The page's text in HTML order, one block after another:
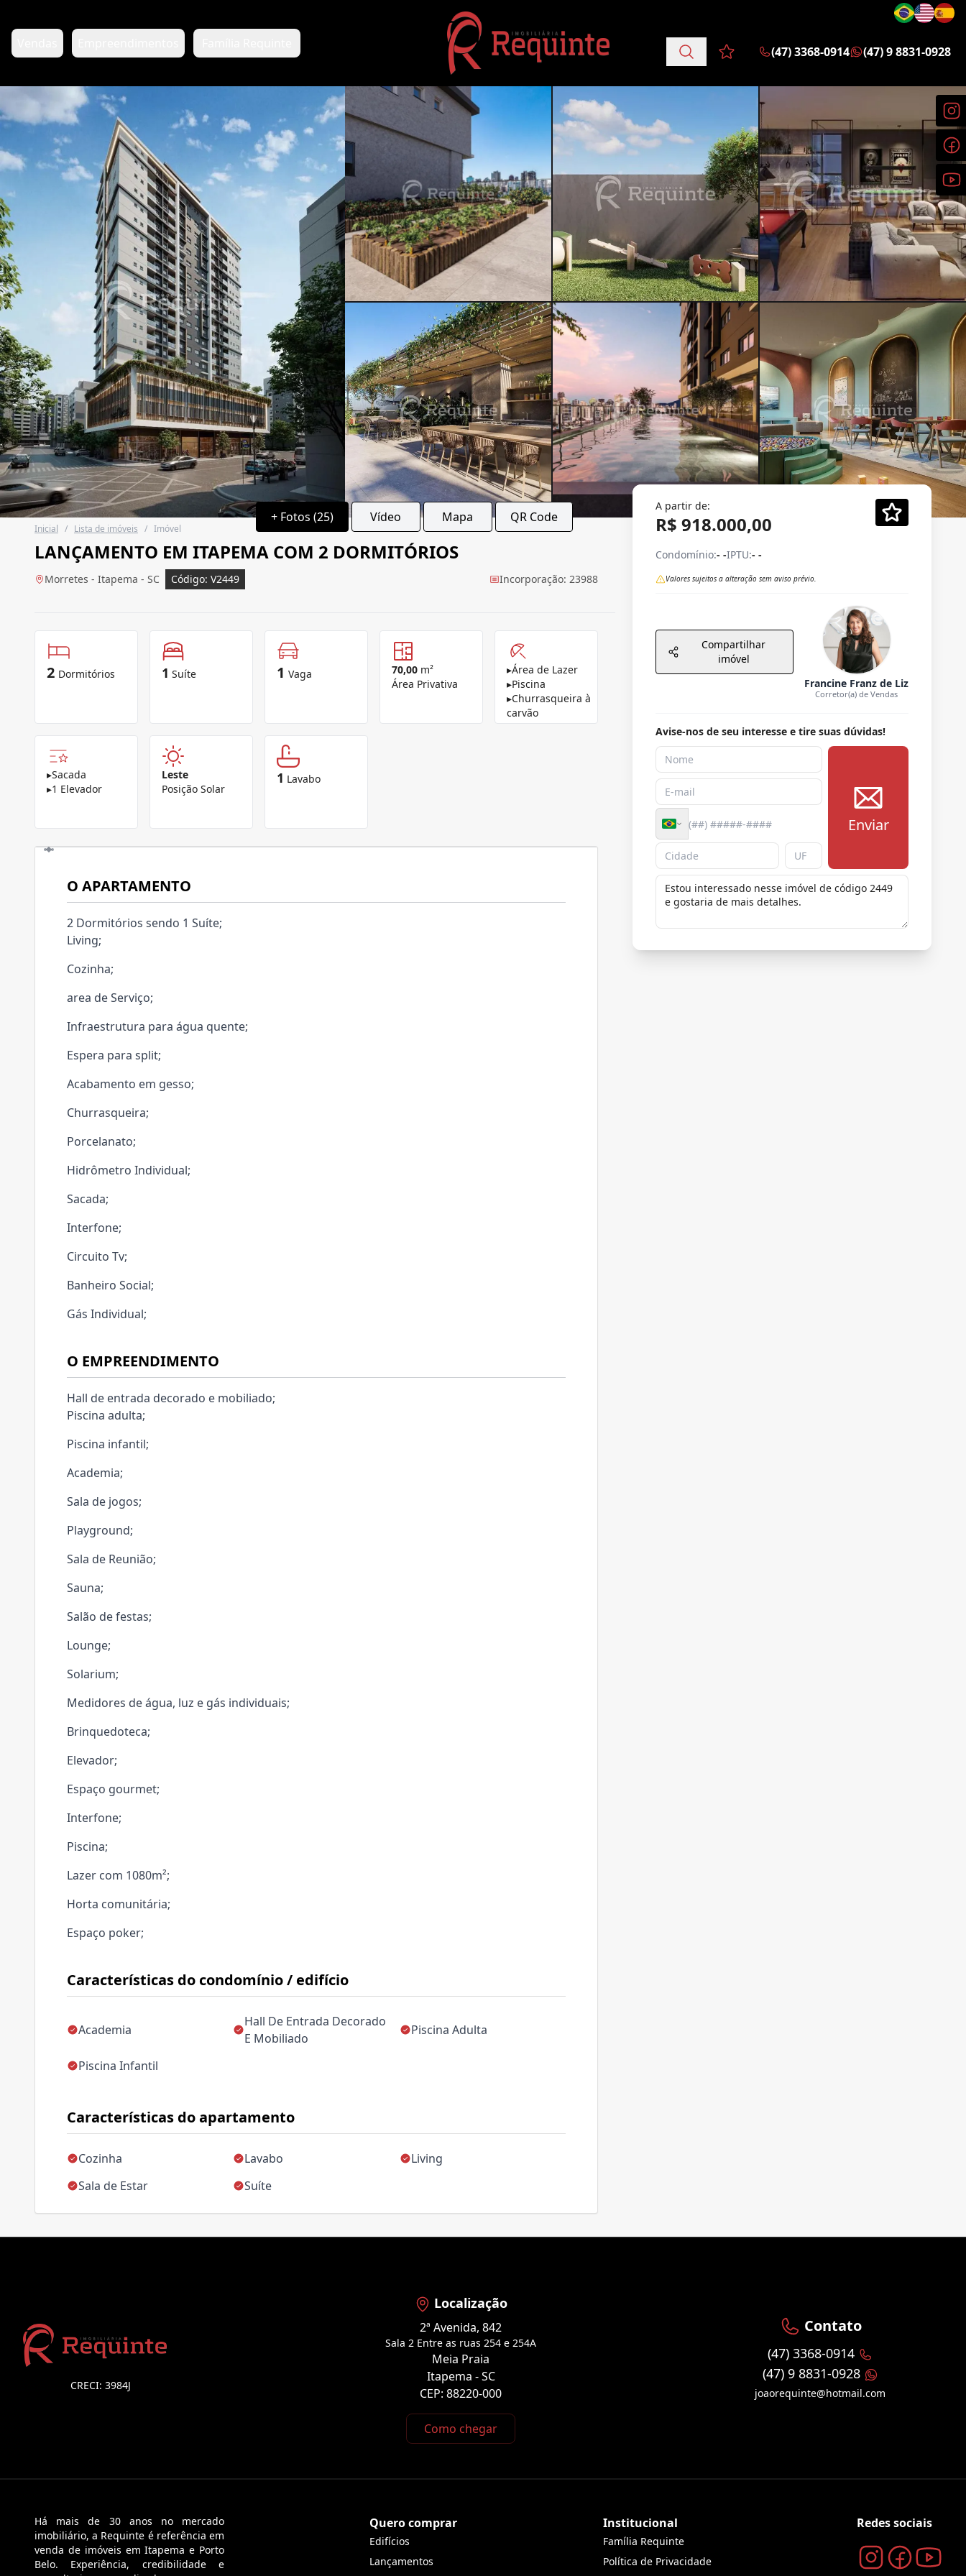
Favoritos (0 itens)
(47) 3368-0914 (47) 9 8831-0928
+ Fotos (25) Vídeo Mapa QR Code
Inicial / Lista de imóveis / Imóvel
LANÇAMENTO EM ITAPEMA COM 2 DORMITÓRIOS
Morretes - Itapema - SC Código: V2449 Incorporação: 23988
2 Dormitórios 1 Suíte 1 Vaga 70,00 m²
Área Privativa
▸Área de Lazer
▸Piscina
▸Churrasqueira à
carvão
▸Sacada
▸1 Elevador
Leste
Posição Solar
1 Lavabo
Características do condomínio / edifício
Academia
Hall De Entrada Decorado
E Mobiliado
Piscina Adulta
Piscina Infantil
Características do apartamento
Cozinha Lavabo
Living
Sala de Estar
Suíte
O APARTAMENTO
2 Dormitórios sendo 1 Suíte;
Living;
Cozinha;
area de Serviço;
Infraestrutura para água quente;
Espera para split;
Acabamento em gesso;
Churrasqueira;
Porcelanato;
Hidrômetro Individual;
Sacada;
Interfone;
Circuito Tv;
Banheiro Social;
Gás Individual;
O EMPREENDIMENTO
Hall de entrada decorado e mobiliado;
Piscina adulta;
Piscina infantil;
Academia;
Sala de jogos;
Playground;
Sala de Reunião;
Sauna;
Salão de festas;
Lounge;
Solarium;
Medidores de água, luz e gás individuais;
Brinquedoteca;
Elevador;
Espaço gourmet;
Interfone;
Piscina;
Lazer com 1080m²;
Horta comunitária;
Espaço poker;
A partir de:
R$ 918.000,00
Condomínio:- -IPTU:- -
Valores sujeitos a alteração sem aviso prévio.
Compartilhar
imóvel
Francine Franz de Liz
Corretor(a) de Vendas
Avise-nos de seu interesse e tire suas dúvidas!
Enviar
CRECI: 3984J
Localização
2ª Avenida, 842
Sala 2 Entre as ruas 254 e 254A
Meia Praia
Itapema - SC
CEP: 88220-000
Como chegar
Contato
(47) 3368-0914
(47) 9 8831-0928
joaorequinte@hotmail.com
Há mais de 30 anos no mercado
imobiliário, a Requinte é referência em
venda de imóveis em Itapema e Porto
Belo. Experiência, credibilidade e
Quero comprar
Edifícios
Lançamentos
Institucional
Família Requinte
Política de Privacidade
Redes sociais